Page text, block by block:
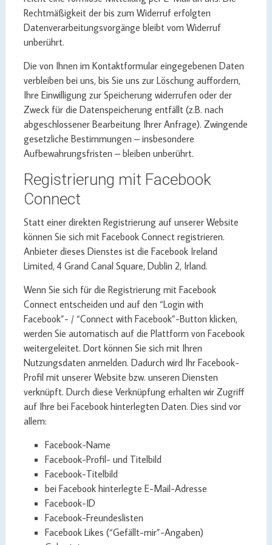
Rechtmäßigkeit der bis zum Widerruf erfolgten
Datenverarbeitungsvorgänge bleibt vom Widerruf
unberührt.
Die von Ihnen im Kontaktformular eingegebenen Daten
verbleiben bei uns, bis Sie uns zur Löschung auffordern,
Ihre Einwilligung zur Speicherung widerrufen oder der
Zweck für die Datenspeicherung entfällt (z.B. nach
abgeschlossener Bearbeitung Ihrer Anfrage). Zwingende
gesetzliche Bestimmungen – insbesondere
Aufbewahrungsfristen – bleiben unberührt.
Registrierung mit Facebook
Connect
Statt einer direkten Registrierung auf unserer Website
können Sie sich mit Facebook Connect registrieren.
Anbieter dieses Dienstes ist die Facebook Ireland
Limited, 4 Grand Canal Square, Dublin 2, Irland.
Wenn Sie sich für die Registrierung mit Facebook
Connect entscheiden und auf den “Login with
Facebook”- / “Connect with Facebook”-Button klicken,
werden Sie automatisch auf die Plattform von Facebook
weitergeleitet. Dort können Sie sich mit Ihren
Nutzungsdaten anmelden. Dadurch wird Ihr Facebook-
Profil mit unserer Website bzw. unseren Diensten
verknüpft. Durch diese Verknüpfung erhalten wir Zugriff
auf Ihre bei Facebook hinterlegten Daten. Dies sind vor
allem:
Facebook-Name
Facebook-Profil- und Titelbild
Facebook-Titelbild
bei Facebook hinterlegte E-Mail-Adresse
Facebook-ID
Facebook-Freundeslisten
Facebook Likes (“Gefällt-mir”-Angaben)